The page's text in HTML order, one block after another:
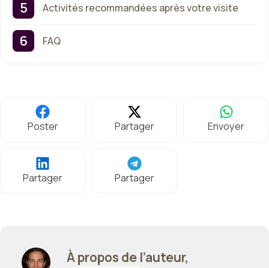
Activités recommandées après votre visite
FAQ
Poster Partager Envoyer
Partager Partager
À propos de l’auteur,